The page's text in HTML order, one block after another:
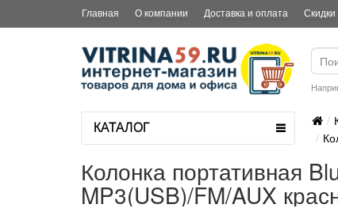
Главная О компании Доставка и оплата Скидки
КАТАЛОГ
Колонка портативная
MP3(USB)/FM/AUX